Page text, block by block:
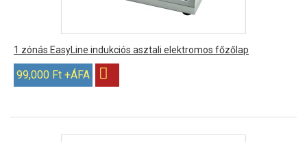
1 zónás EasyLine indukciós asztali elektromos főzőlap
99,000 Ft +ÁFA